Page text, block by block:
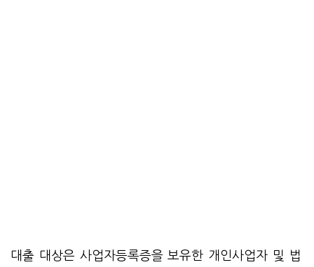
대출 대상은 사업자등록증을 보유한 개인사업자 및 법